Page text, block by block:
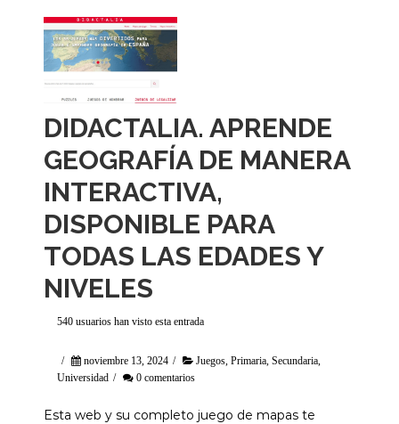
DIDACTALIA. APRENDE
GEOGRAFÍA DE MANERA
INTERACTIVA,
DISPONIBLE PARA
TODAS LAS EDADES Y
NIVELES
540 usuarios han visto esta entrada
/ noviembre 13, 2024 / Juegos Primaria Secundaria
Universidad / 0 comentarios
Esta web y su completo juego de mapas te